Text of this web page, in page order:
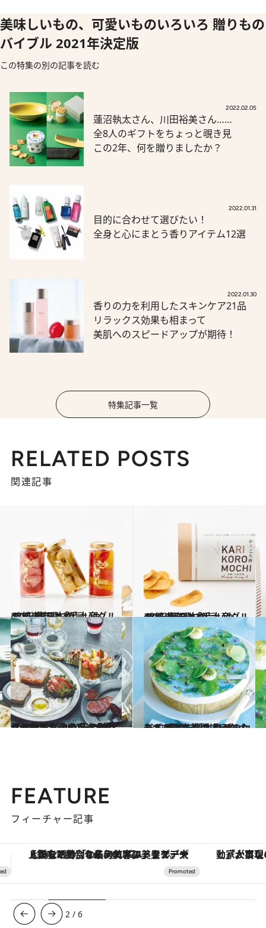
美味しいもの、可愛いものいろいろ 贈りもの
バイブル 2021年決定版
この特集の別の記事を読む
2022.02.05
蓮沼執太さん、川田裕美さん……
全8人のギフトをちょっと覗き見
この2年、何を贈りましたか？
2022.01.31
目的に合わせて選びたい！
全身と心にまとう香りアイテム12選
2022.01.30
香りの力を利用したスキンケア21品
リラックス効果も相まって
美肌へのスピードアップが期待！
特集記事一覧
RELATED POSTS
関連記事
2021.1.18
47都道府県「手土産グルメ」 “東日本の旨いもの”を総まとめ
グルメ 2021.2.20
47都道府県「手土産グルメ」 “西日本の旨いもの”を総まとめ
グルメ
2021.12.11
【とっておきのアぺタイザー①】 特別な日の始まりにはごちそうを とびきりの美味しいものを集めました
グルメ 2021.12.7
まるでアートのようなホールケーキは ホリデーシーズンの主役間違いなし！ 感動を呼ぶ幸せのケーキ4選
グルメ
FEATURE
フィーチャー記事
「大事なのは地域の意識を変えること」。ロレックス賞受賞の自然保護活動家が実現させたナイジェリアの自然環境の復活 ヴァシュロン・コンスタンタ
3 /6